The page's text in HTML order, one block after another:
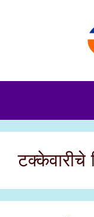
टक्केवारीचे